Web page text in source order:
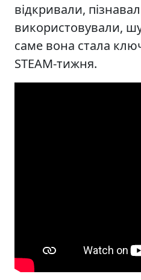
відкривали,
використовували,
саме вона стала
STEAM-тижня.